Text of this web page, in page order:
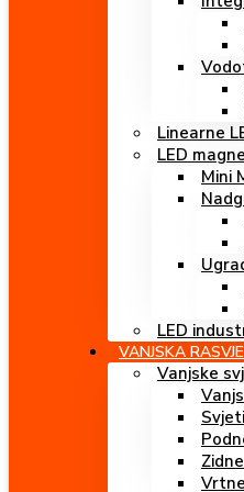
Linearne
LED
Mini
LED
VANJSKA
Vanjske